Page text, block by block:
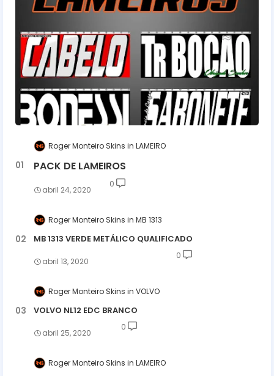
Roger Monteiro Skins LAMEIRO
PACK DE LAMEIROS
abril 24, 2020
0
Roger Monteiro Skins MB 1313
MB 1313 VERDE METÁLICO QUALIFICADO
abril 13, 2020
0
Roger Monteiro Skins VOLVO
VOLVO NL12 EDC BRANCO
abril 25, 2020
0
Roger Monteiro Skins LAMEIRO